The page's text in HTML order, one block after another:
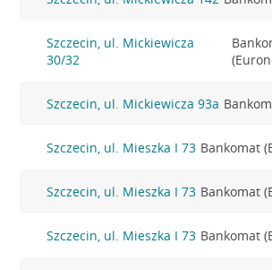
Szczecin, ul. Mickiewicza
30/32
Szczecin, ul. Mickiewicza 93a
Szczecin, ul. Mieszka I 73 Bankomat
Szczecin, ul. Mieszka I 73 Bankomat
Szczecin, ul. Mieszka I 73 Bankomat